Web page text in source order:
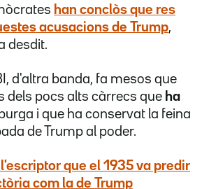
han conclòs que res
acusacions de Trump,
desdit.
d'altra banda, fa mesos que
dels pocs alts càrrecs que ha
i que ha conservat la feina
de Trump al poder.
que el 1935 va predir
com la de Trump